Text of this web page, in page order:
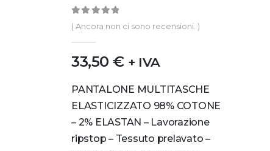
0out of 5
( Ancora non ci sono recensioni. )
33,50€ + IVA
PANTALONE MULTITASCHE
ELASTICIZZATO 98% COTONE
– 2% ELASTAN – Lavorazione
ripstop – Tessuto prelavato –